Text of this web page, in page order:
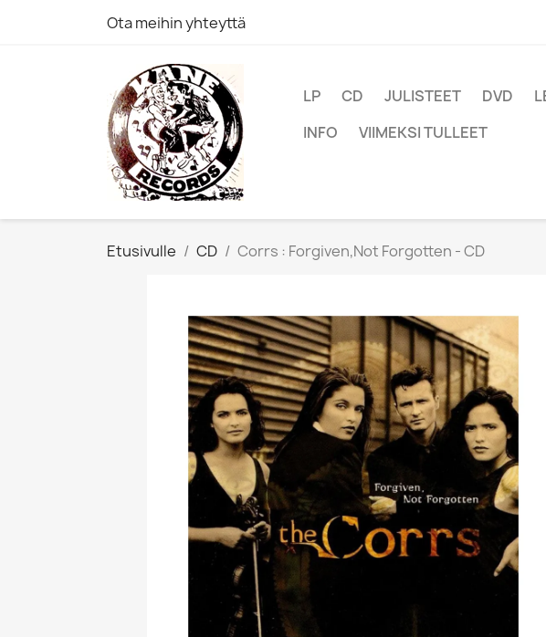
Ota meihin yhteyttä
LP CD JULISTEET DVD
INFO
VIIMEKSI TULLEET
Etusivulle CD Corrs : Forgiven,Not Forgotten - CD